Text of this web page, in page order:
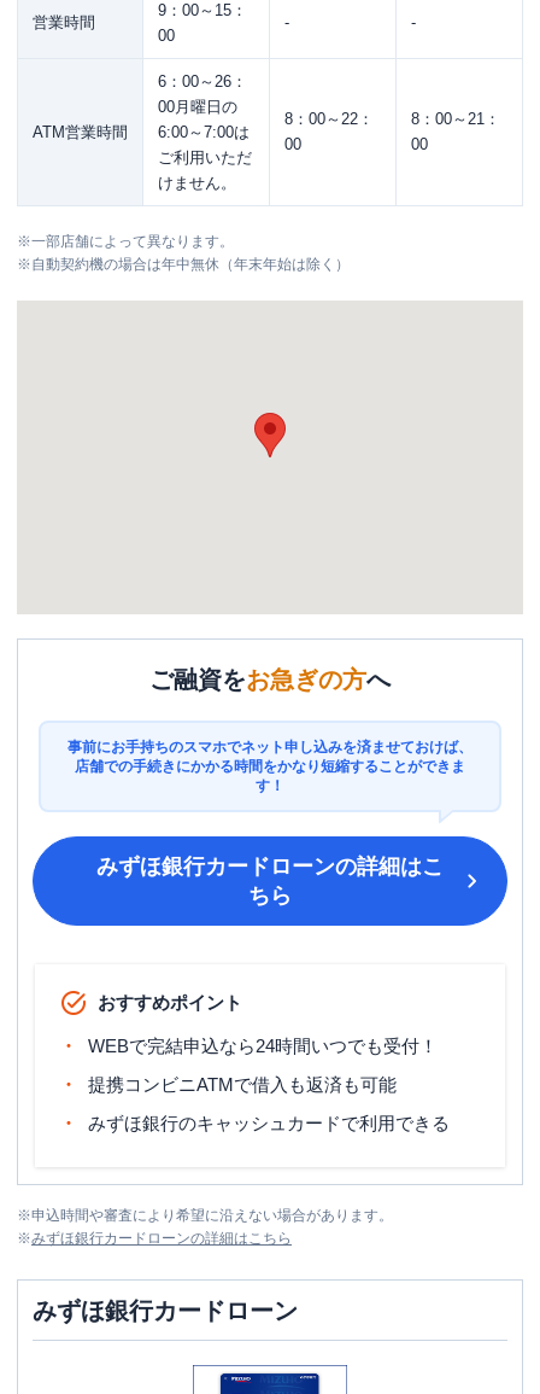
営業時間
9：00～15：
00
- -
ATM営業時間
6：00～26：
00月曜日の
6:00～7:00は
ご利用いただ
けません。
8：00～22：
00
8：00～21：
00
※一部店舗によって異なります。
※自動契約機の場合は年中無休（年末年始は除く）
ご融資をお急ぎの方へ
事前にお手持ちのスマホでネット申し込みを済ませておけば、
店舗での手続きにかかる時間をかなり短縮することができま
す！
みずほ銀行カードローンの詳細はこ
ちら
おすすめポイント
WEBで完結申込なら24時間いつでも受付！
提携コンビニATMで借入も返済も可能
みずほ銀行のキャッシュカードで利用できる
※申込時間や審査により希望に沿えない場合があります。
※みずほ銀行カードローンの詳細はこちら
みずほ銀行カードローン